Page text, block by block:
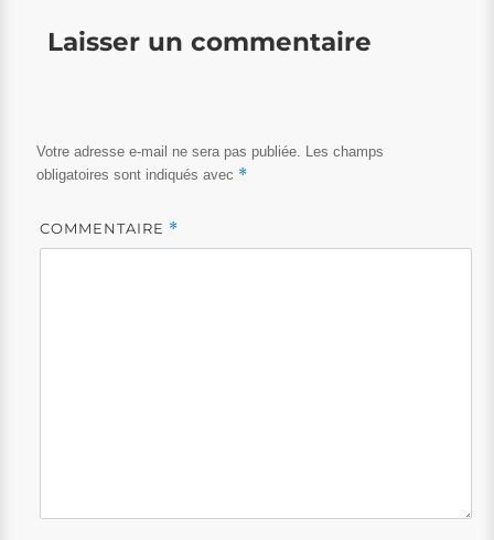
Laisser un commentaire
Votre adresse e-mail ne sera pas publiée. Les champs
obligatoires sont indiqués avec *
COMMENTAIRE *